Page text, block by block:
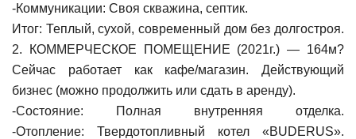
-Коммуникации: Своя скважина, септик.
Итог: Теплый, сухой, современный дом без долгостроя.
2. КОММЕРЧЕСКОЕ ПОМЕЩЕНИЕ (2021г.) — 164м?
Сейчас работает как кафе/магазин. Действующий
бизнес (можно продолжить или сдать в аренду).
-Состояние: Полная внутренняя отделка.
-Отопление: Твердотопливный котел «BUDERUS».